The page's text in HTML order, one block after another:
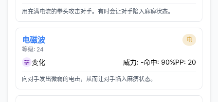
用充满电流的拳头攻击对手。有时会让对手陷入麻痹状态。
电磁波
等级: 24
电
变化 威力: -命中: 90%PP: 20
向对手发出微弱的电击，从而让对手陷入麻痹状态。